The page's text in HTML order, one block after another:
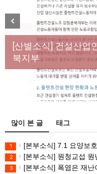
[성명] 막을 수 있었
년노동자 사망사고
대책 마련하라
[산별소식] 건설산업
북지부
Previous
많이 본 글 태그
1 [본부소식] 7.1 요양보
2 [본부소식] 원청교섭 원년. 초기업교섭
3 [본부소식] 폭염은 재난이다!